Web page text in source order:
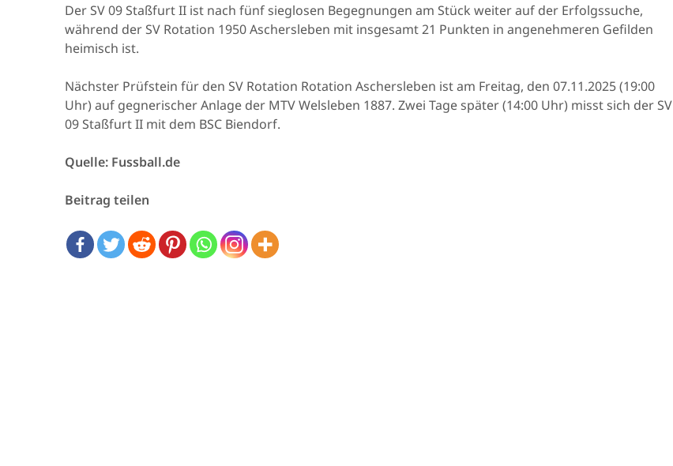
Der SV 09 Staßfurt II ist nach fünf sieglosen Begegnungen am Stück weiter auf der Erfolgssuche,
während der SV Rotation 1950 Aschersleben mit insgesamt 21 Punkten in angenehmeren Gefilden
heimisch ist.
Nächster Prüfstein für den SV Rotation Rotation Aschersleben ist am Freitag, den 07.11.2025 (19:00
Uhr) auf gegnerischer Anlage der MTV Welsleben 1887. Zwei Tage später (14:00 Uhr) misst sich der SV
09 Staßfurt II mit dem BSC Biendorf.
Quelle: Fussball.de
Beitrag teilen